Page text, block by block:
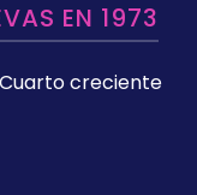
EN 1973
creciente